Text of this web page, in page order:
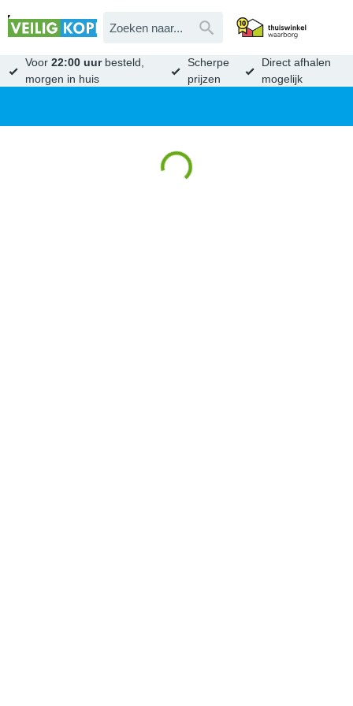
Voor22:00 uurbesteld,
morgen in huis
Scherpe
prijzen
Direct afhalen
mogelijk